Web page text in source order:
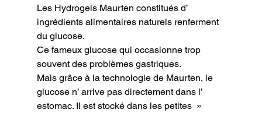
Les Hydrogels Maurten constitués d’
ingrédients alimentaires naturels renferment
du glucose.
Ce fameux glucose qui occasionne trop
souvent des problèmes gastriques.
Mais grâce à la technologie de Maurten, le
glucose n’ arrive pas directement dans l’
estomac. Il est stocké dans les petites  »